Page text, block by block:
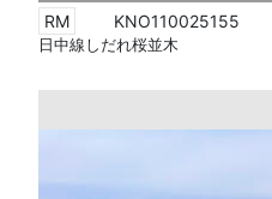
KNO110025155
日中線しだれ桜並木